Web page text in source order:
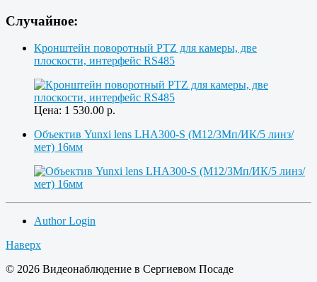
Случайное:
Кронштейн поворотный PTZ для камеры, две
плоскости, интерфейс RS485
Цена: 1 530.00 р.
Объектив Yunxi lens LHA300-S (M12/3Мп/ИК/5 линз/
мет) 16мм
Author Login
Наверх
© 2026 Видеонаблюдение в Сергиевом Посаде